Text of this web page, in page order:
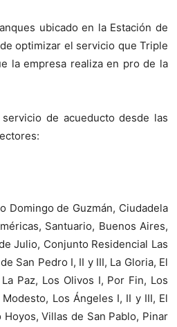
ubicado en la Estación de
optimizar el servicio que Triple
la empresa realiza en pro de la
de acueducto desde las
Domingo de Guzmán, Ciudadela
Santuario, Buenos Aires,
Julio, Conjunto Residencial Las
San Pedro I, II y III, La Gloria, El
Paz, Los Olivos I, Por Fin, Los
Los Ángeles I, II y III, El
Villas de San Pablo, Pinar